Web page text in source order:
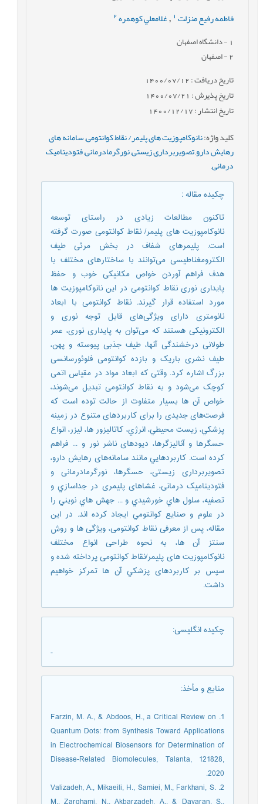
فاطمه رفیع منزلت1
, غلامعلي کوهمره2
- دانشگاه اصفهان
2- اصفهان
تاریخ دریافت : 1400/07/12
تاریخ پذیرش : 1400/07/21
تاریخ انتشار : 1400/12/17
کلید واژه:نانوکامپوزیت های پلیمر/ نقاط کوانتومی,سامانه های
رهایش دارو,تصویربرداری زیستی,نورگرمادرمانی,فتودینامیک
درمانی,
چکیده مقاله:
تاکنون مطالعات زیادی در راستای توسعه
نانوکامپوزیت های پلیمر/ نقاط کوانتومی صورت ‌گرفته
است. پلیمرهای شفاف در بخش مرئی طیف
الکترومغناطیسی می‌توانند با ساختارهای مختلف با
هدف فراهم آوردن خواص مکانیکی خوب و حفظ
پایداری نوری نقاط کوانتومی در این نانوکامپوزیت ها
مورد استفاده قرار گیرند. نقاط کوانتومی با ابعاد
نانومتری دارای ویژگی‌های قابل‌ توجه نوری و
الکترونیکی هستند که می‌توان به پایداری نوری، عمر
طولانی درخشندگی آنها، طیف جذبی پیوسته و پهن،
طیف نشری باریک و بازده کوانتومی فلوئورسانسی
بزرگ اشاره کرد. وقتی ‌که ابعاد مواد در مقیاس اتمی
کوچک می‌شود و به نقاط کوانتومی تبدیل می‌شوند،
خواص آن ها بسیار متفاوت از حالت توده است که
فرصت‌های جدیدی را برای کاربردهای متنوع در زمینه
پزشکي، زيست محيطي، انر‌‌ژي، کاتالیزور ها، ليزر، انواع
حسگرها و آناليزگرها، دیودهای ناشر نور و ... فراهم
کرده است. کاربردهايي مانند سامانه‌های رهایش دارو،
تصویربرداری زیستی، حسگرها، نورگرمادرمانی و
فتودینامیک درمانی، غشاهای پلیمری در جداسازي و
تصفيه، سلول هاي خورشيدي و ... جهش هاي نويني را
در علوم و صنايع کوانتومي ايجاد کرده اند. در این
مقاله، پس از معرفی نقاط کوانتومی، ویژگی ها و روش
سنتز آن ها، به نحوه طراحی انواع مختلف
نانوکامپوزیت های پلیمر/نقاط کوانتومی پرداخته شده و
سپس بر کاربردهای پزشکي آن ها تمرکز خواهیم
داشت.
چکیده انگلیسی:
منابع و مأخذ:
1. Farzin, M. A., & Abdoos, H., a Critical Review on
Quantum Dots: from Synthesis Toward Applications
in Electrochemical Biosensors for Determination of
Disease-Related Biomolecules, Talanta, 121828,
2020.
2. Valizadeh, A., Mikaeili, H., Samiei, M., Farkhani, S.